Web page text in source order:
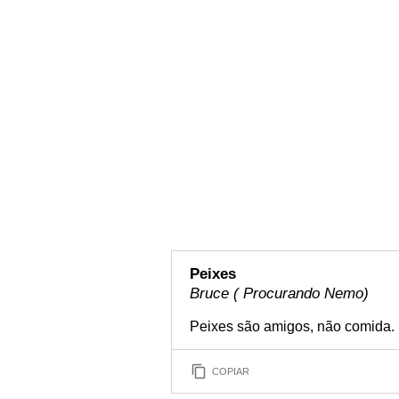
Peixes
Bruce ( Procurando Nemo)
Peixes são amigos, não comida.
COPIAR